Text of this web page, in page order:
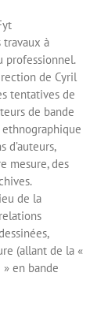
travaux à
professionnel.
de Cyril
tentatives de
de bande
d’auteurs,
mesure, des
de la
(allant de la «
en bande